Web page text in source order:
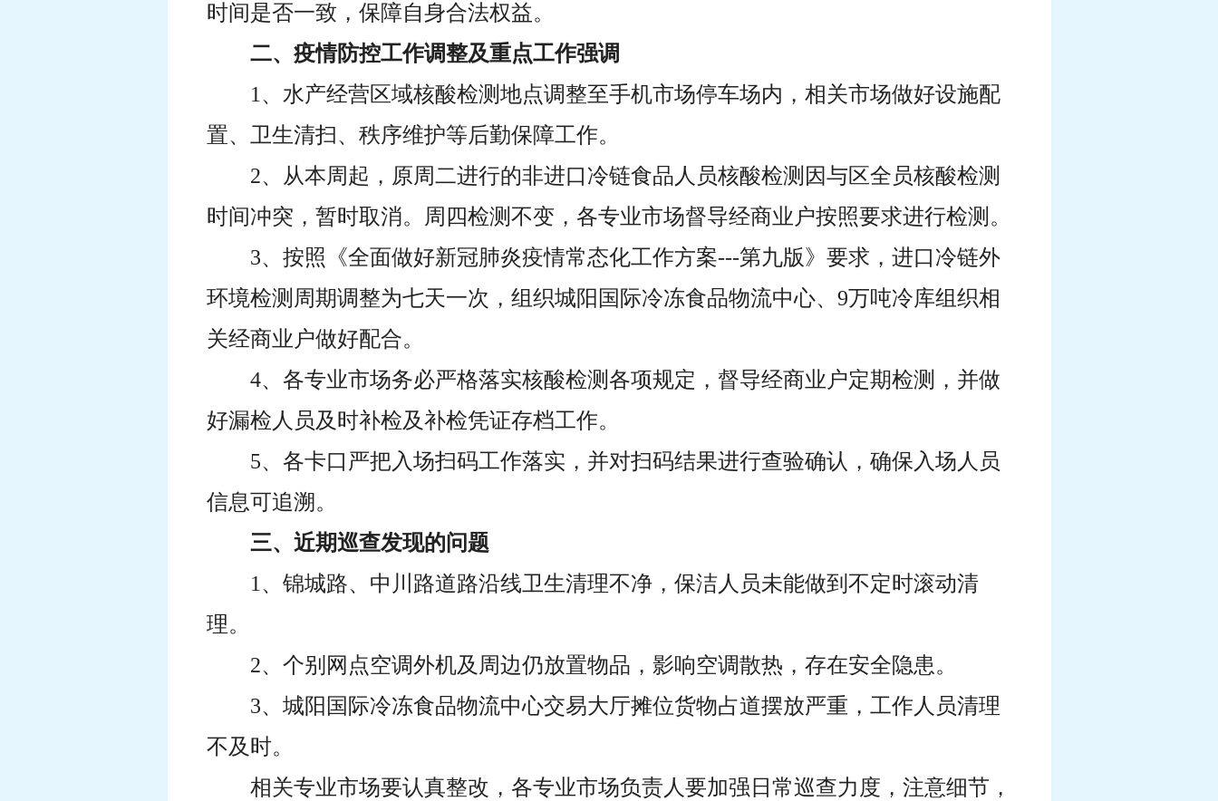
时间是否一致，保障自身合法权益。
二、疫情防控工作调整及重点工作强调
1、水产经营区域核酸检测地点调整至手机市场停车场内，相关市场做好设施配
置、卫生清扫、秩序维护等后勤保障工作。
2、从本周起，原周二进行的非进口冷链食品人员核酸检测因与区全员核酸检测
时间冲突，暂时取消。周四检测不变，各专业市场督导经商业户按照要求进行检测。
3、按照《全面做好新冠肺炎疫情常态化工作方案---第九版》要求，进口冷链外
环境检测周期调整为七天一次，组织城阳国际冷冻食品物流中心、9万吨冷库组织相
关经商业户做好配合。
4、各专业市场务必严格落实核酸检测各项规定，督导经商业户定期检测，并做
好漏检人员及时补检及补检凭证存档工作。
5、各卡口严把入场扫码工作落实，并对扫码结果进行查验确认，确保入场人员
信息可追溯。
三、近期巡查发现的问题
1、锦城路、中川路道路沿线卫生清理不净，保洁人员未能做到不定时滚动清
理。
2、个别网点空调外机及周边仍放置物品，影响空调散热，存在安全隐患。
3、城阳国际冷冻食品物流中心交易大厅摊位货物占道摆放严重，工作人员清理
不及时。
相关专业市场要认真整改，各专业市场负责人要加强日常巡查力度，注意细节，